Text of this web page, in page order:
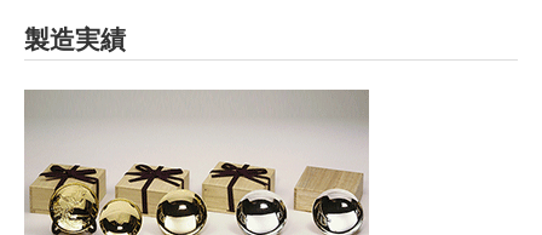
製造実績